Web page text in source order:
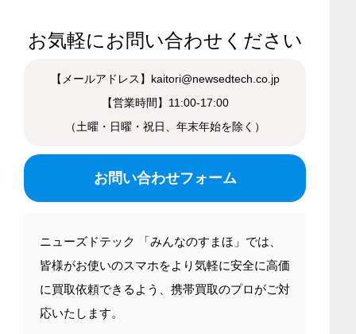
お気軽にお問い合わせください
【メールアドレス】kaitori@newsedtech.co.jp
【営業時間】11:00-17:00
（土曜・日曜・祝日、年末年始を除く）
お問い合わせフォーム
ニューズドテック 「みんなのすまほ」では、
皆様がお使いのスマホをより気軽に安全に高価
に買取依頼できるよう、携帯買取のプロがご対
応いたします。